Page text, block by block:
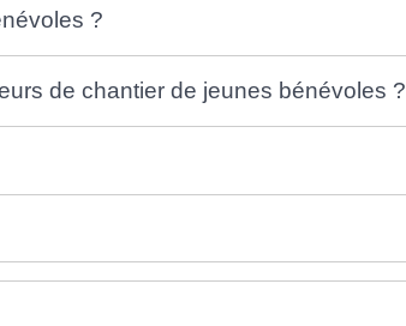
?
de chantier de jeunes bénévoles ?